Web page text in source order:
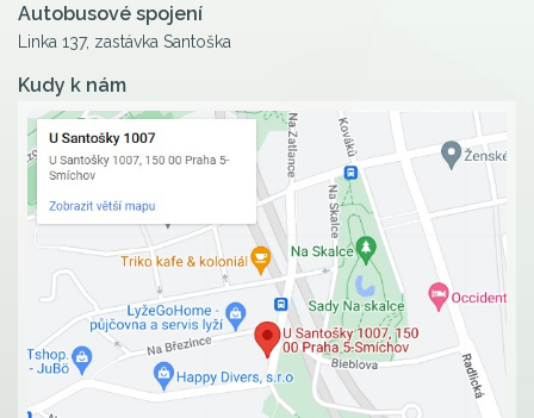
Autobusové spojení
Linka 137, zastávka Santoška
Kudy k nám